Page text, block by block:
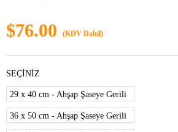
$76.00 (KDV Dahil)
SEÇİNİZ
29 x 40 cm - Ahşap Şaseye Gerili
36 x 50 cm - Ahşap Şaseye Gerili